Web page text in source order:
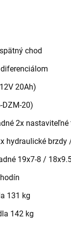
chod
20Ah)
DZM-20)
2x
hydraulické
19x7-8 /
131 kg
142 kg